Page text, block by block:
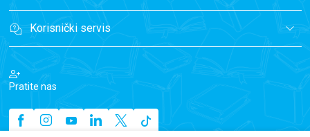
Korisnički servis
Pratite nas